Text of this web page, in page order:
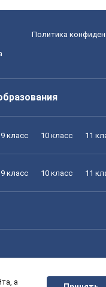
Политика
9 класс 10 класс 11
9 класс 10 класс 11
а